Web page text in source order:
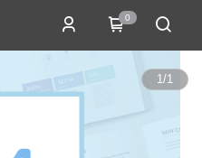
0
1/1